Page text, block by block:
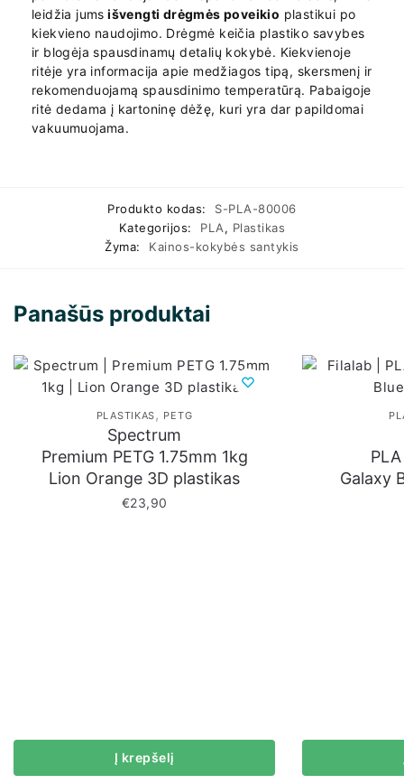
leidžia jums išvengti drėgmės poveikio plastikui po
kiekvieno naudojimo. Drėgmė keičia plastiko savybes
ir blogėja spausdinamų detalių kokybė. Kiekvienoje
ritėje yra informacija apie medžiagos tipą, skersmenį ir
rekomenduojamą spausdinimo temperatūrą. Pabaigoje
ritė dedama į kartoninę dėžę, kuri yra dar papildomai
vakuumuojama.
Produkto kodas:
S-PLA-80006
Kategorijos:
PLA, Plastikas
Žyma:
Kainos-kokybės santykis
Panašūs produktai
PLASTIKAS, PETG
Spectrum
Premium PETG 1.75mm 1kg
Lion Orange 3D plastikas
€23,90
Į krepšelį
Galaxy